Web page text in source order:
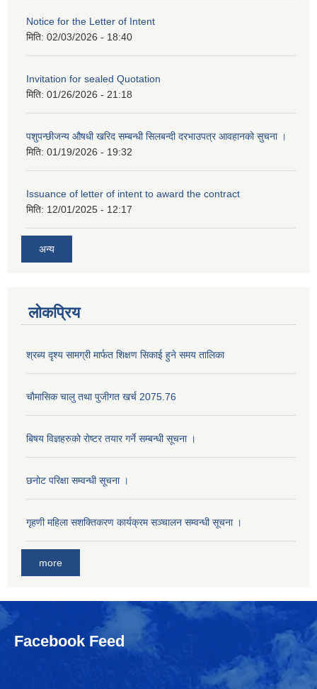
Notice for the Letter of Intent
मिति: 02/03/2026 - 18:40
Invitation for sealed Quotation
मिति: 01/26/2026 - 21:18
पशुपन्छीजन्य औषधी खरिद सम्बन्धी सिलबन्दी दरभाउपत्र आवहानको सुचना ।
मिति: 01/19/2026 - 19:32
Issuance of letter of intent to award the contract
मिति: 12/01/2025 - 12:17
अन्य
लोकप्रिय
श्रब्य दृश्य सामग्री मार्फत शिक्षण सिकाई हुने समय तालिका
चाैमासिक चालु तथा पुजीगत खर्च 2075.76
बिषय विज्ञहरुको रोष्टर तयार गर्ने सम्बन्धी सूचना ।
छनोट परिक्षा सम्वन्धी सूचना ।
गृहणी महिला सशक्तिकरण कार्यक्रम सञ्चालन सम्वन्धी सूचना ।
more
Facebook Feed